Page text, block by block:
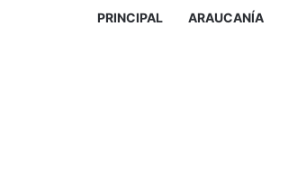
PRINCIPAL ARAUCANÍA